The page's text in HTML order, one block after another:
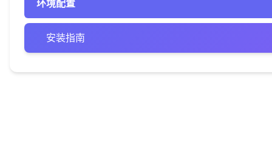
环境配置
安装指南